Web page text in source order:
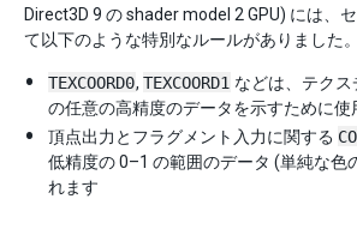
Direct3D 9 の shader model 2 GPU) には、
て以下のような特別なルールがありました。
TEXCOORD0, TEXCOORD1 などは、テク
の任意の高精度のデータを示すために使
頂点出力とフラグメント入力に関する
低精度の 0–1 の範囲のデータ (単純な色
れます